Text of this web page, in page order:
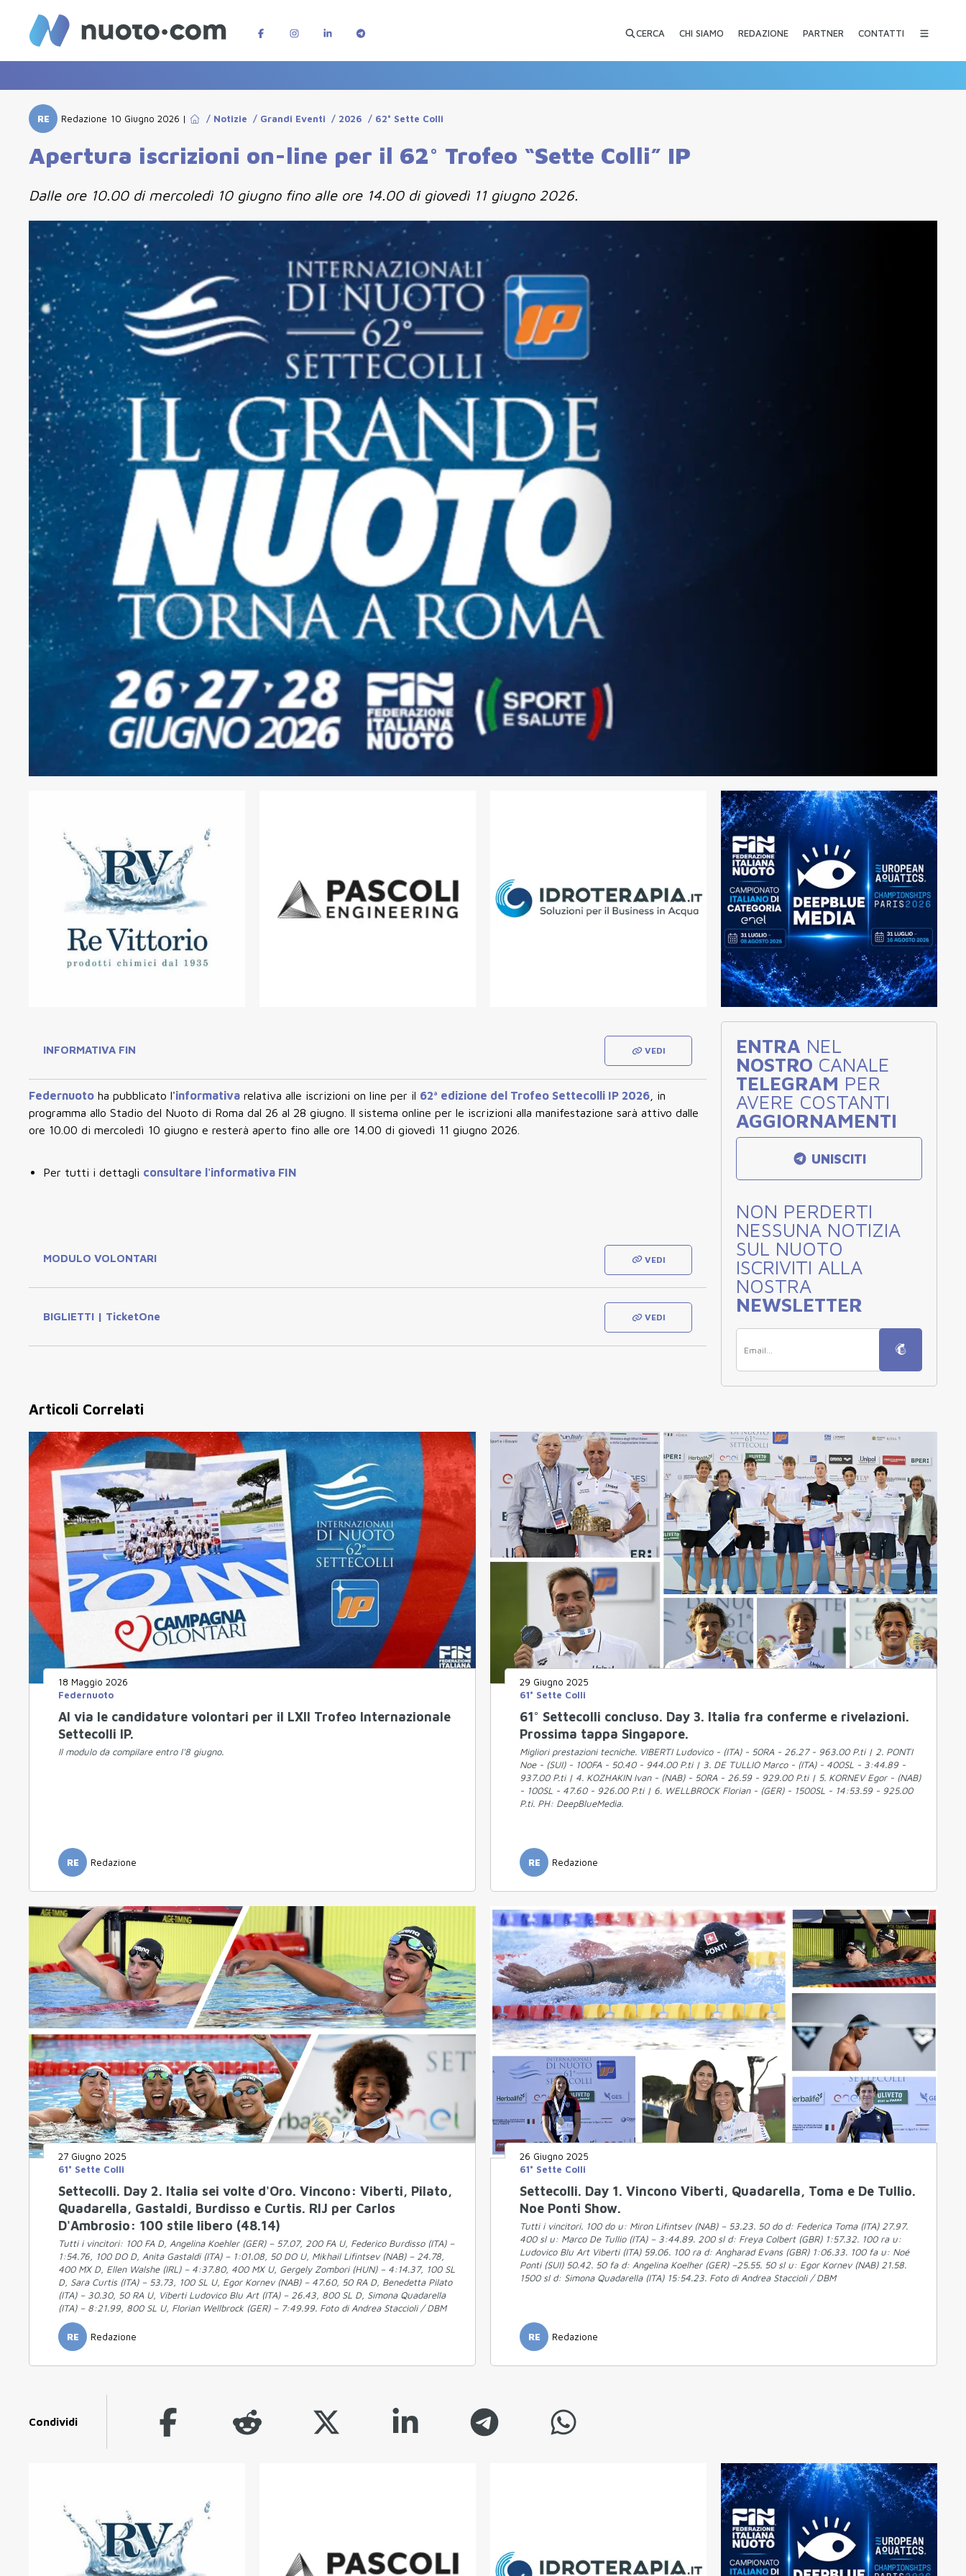
CERCA CHI SIAMO REDAZIONE PARTNER CONTATTI
RE Redazione 10 Giugno 2026 | / Notizie / Grandi Eventi / 2026 / 62° Sette Colli
Apertura iscrizioni on-line per il 62° Trofeo “Sette Colli” IP
Dalle ore 10.00 di mercoledì 10 giugno fino alle ore 14.00 di giovedì 11 giugno 2026.
INFORMATIVA FIN VEDI
Federnuoto ha pubblicato l'informativa relativa alle iscrizioni on line per il 62ª edizione del Trofeo Settecolli IP 2026 , in
programma allo Stadio del Nuoto di Roma dal 26 al 28 giugno. Il sistema online per le iscrizioni alla manifestazione sarà attivo dalle
ore 10.00 di mercoledì 10 giugno e resterà aperto fino alle ore 14.00 di giovedì 11 giugno 2026
Per tutti i dettagli consultare l'informativa FIN
MODULO VOLONTARI VEDI
BIGLIETTI | TicketOne VEDI
ENTRA NEL
NOSTRO CANALE
TELEGRAM PER
AVERE COSTANTI
AGGIORNAMENTI
UNISCITI
NON PERDERTI
NESSUNA NOTIZIA
SUL NUOTO
ISCRIVITI ALLA
NOSTRA
NEWSLETTER
Articoli Correlati
18 Maggio 2026
Federnuoto
Al via le candidature volontari per il LXII Trofeo Internazionale
Settecolli IP.
Il modulo da compilare entro l'8 giugno.
RE Redazione
29 Giugno 2025
61° Sette Colli
61° Settecolli concluso. Day 3. Italia fra conferme e rivelazioni.
Prossima tappa Singapore.
Migliori prestazioni tecniche. VIBERTI Ludovico - (ITA) - 50RA - 26.27 - 963.00 P.ti | 2. PONTI
Noe - (SUI) - 100FA - 50.40 - 944.00 P.ti | 3. DE TULLIO Marco - (ITA) - 400SL - 3:44.89 -
937.00 P.ti | 4. KOZHAKIN Ivan - (NAB) - 50RA - 26.59 - 929.00 P.ti | 5. KORNEV Egor - (NAB)
- 100SL - 47.60 - 926.00 P.ti | 6. WELLBROCK Florian - (GER) - 1500SL - 14:53.59 - 925.00
P.ti. PH: DeepBlueMedia.
RE Redazione
27 Giugno 2025
61° Sette Colli
Settecolli. Day 2. Italia sei volte d'Oro. Vincono: Viberti, Pilato,
Quadarella, Gastaldi, Burdisso e Curtis. RIJ per Carlos
D'Ambrosio: 100 stile libero (48.14)
Tutti i vincitori: 100 FA D, Angelina Koehler (GER) – 57.07, 200 FA U, Federico Burdisso (ITA) –
1:54.76, 100 DO D, Anita Gastaldi (ITA) – 1:01.08, 50 DO U, Mikhail Lifintsev (NAB) – 24.78,
400 MX D, Ellen Walshe (IRL) – 4:37.80, 400 MX U, Gergely Zombori (HUN) – 4:14.37, 100 SL
D, Sara Curtis (ITA) – 53.73, 100 SL U, Egor Kornev (NAB) – 47.60, 50 RA D, Benedetta Pilato
(ITA) – 30.30, 50 RA U, Viberti Ludovico Blu Art (ITA) – 26.43, 800 SL D, Simona Quadarella
(ITA) – 8:21.99, 800 SL U, Florian Wellbrock (GER) – 7:49.99. Foto di Andrea Staccioli / DBM
RE Redazione
26 Giugno 2025
61° Sette Colli
Settecolli. Day 1. Vincono Viberti, Quadarella, Toma e De Tullio.
Noe Ponti Show.
Tutti i vincitori. 100 do u: Miron Lifintsev (NAB) – 53.23. 50 do d: Federica Toma (ITA) 27.97.
400 sl u: Marco De Tullio (ITA) – 3:44.89. 200 sl d: Freya Colbert (GBR) 1:57.32. 100 ra u:
Ludovico Blu Art Viberti (ITA) 59.06. 100 ra d: Angharad Evans (GBR) 1:06.33. 100 fa u: Noé
Ponti (SUI) 50.42. 50 fa d: Angelina Koelher (GER) –25.55. 50 sl u: Egor Kornev (NAB) 21.58.
1500 sl d: Simona Quadarella (ITA) 15:54.23. Foto di Andrea Staccioli / DBM
RE Redazione
Condividi